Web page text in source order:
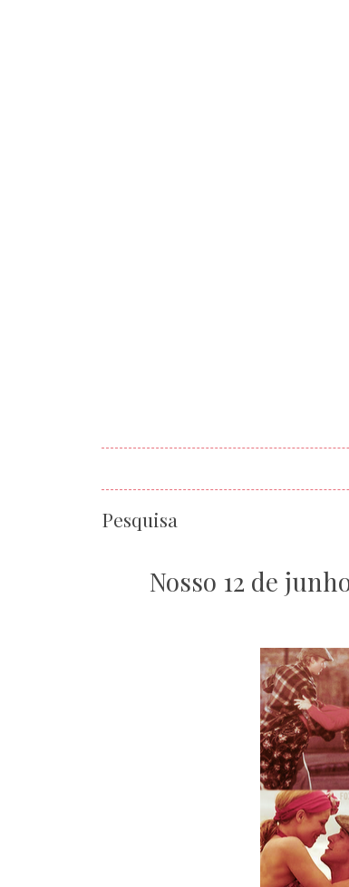
Pesquisa
Nosso 12 de